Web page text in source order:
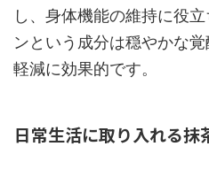
し、身体機能の維持に役
ンという成分は穏やかな
軽減に効果的です。
日常生活に取り入れる抹